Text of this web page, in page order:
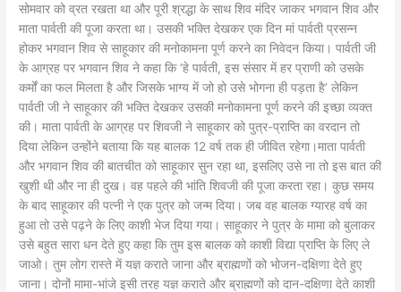
सोमवार को व्रत रखता था और पूरी श्रद्धा के साथ शिव मंदिर जाकर भगवान शिव और
माता पार्वती की पूजा करता था। उसकी भक्ति देखकर एक दिन मां पार्वती प्रसन्न
होकर भगवान शिव से साहूकार की मनोकामना पूर्ण करने का निवेदन किया। पार्वती जी
के आग्रह पर भगवान शिव ने कहा कि ‘हे पार्वती, इस संसार में हर प्राणी को उसके
कर्मों का फल मिलता है और जिसके भाग्य में जो हो उसे भोगना ही पड़ता है’ लेकिन
पार्वती जी ने साहूकार की भक्ति देखकर उसकी मनोकामना पूर्ण करने की इच्छा व्यक्त
की। माता पार्वती के आग्रह पर शिवजी ने साहूकार को पुत्र-प्राप्ति का वरदान तो
दिया लेकिन उन्होंने बताया कि यह बालक 12 वर्ष तक ही जीवित रहेगा।माता पार्वती
और भगवान शिव की बातचीत को साहूकार सुन रहा था, इसलिए उसे ना तो इस बात की
खुशी थी और ना ही दुख। वह पहले की भांति शिवजी की पूजा करता रहा। कुछ समय
के बाद साहूकार की पत्नी ने एक पुत्र को जन्म दिया। जब वह बालक ग्यारह वर्ष का
हुआ तो उसे पढ़ने के लिए काशी भेज दिया गया। साहूकार ने पुत्र के मामा को बुलाकर
उसे बहुत सारा धन देते हुए कहा कि तुम इस बालक को काशी विद्या प्राप्ति के लिए ले
जाओ। तुम लोग रास्ते में यज्ञ कराते जाना और ब्राह्मणों को भोजन-दक्षिणा देते हुए
जाना। दोनों मामा-भांजे इसी तरह यज्ञ कराते और ब्राह्मणों को दान-दक्षिणा देते काशी